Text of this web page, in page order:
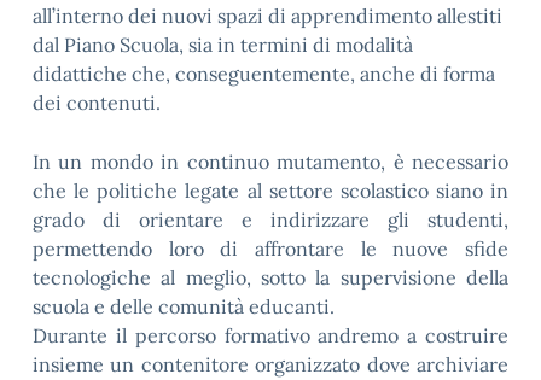
all’interno dei nuovi spazi di apprendimento allestiti
dal Piano Scuola, sia in termini di modalità
didattiche che, conseguentemente, anche di forma
dei contenuti.
In un mondo in continuo mutamento, è necessario
che le politiche legate al settore scolastico siano in
grado di orientare e indirizzare gli studenti,
permettendo loro di affrontare le nuove sfide
tecnologiche al meglio, sotto la supervisione della
scuola e delle comunità educanti.
Durante il percorso formativo andremo a costruire
insieme un contenitore organizzato dove archiviare